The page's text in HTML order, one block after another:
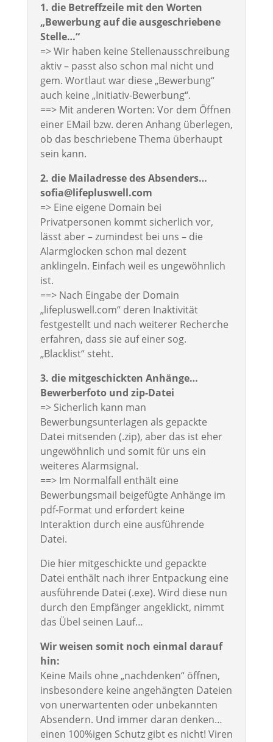
1. die Betreffzeile mit den Worten
„Bewerbung auf die ausgeschriebene
Stelle…“
=> Wir haben keine Stellenausschreibung
aktiv – passt also schon mal nicht und
gem. Wortlaut war diese „Bewerbung“
auch keine „Initiativ-Bewerbung“.
==> Mit anderen Worten: Vor dem Öffnen
einer EMail bzw. deren Anhang überlegen,
ob das beschriebene Thema überhaupt
sein kann.
2. die Mailadresse des Absenders…
sofia@lifepluswell.com
=> Eine eigene Domain bei
Privatpersonen kommt sicherlich vor,
lässt aber – zumindest bei uns – die
Alarmglocken schon mal dezent
anklingeln. Einfach weil es ungewöhnlich
ist.
==> Nach Eingabe der Domain
„lifepluswell.com“ deren Inaktivität
festgestellt und nach weiterer Recherche
erfahren, dass sie auf einer sog.
„Blacklist“ steht.
3. die mitgeschickten Anhänge…
Bewerberfoto und zip-Datei
=> Sicherlich kann man
Bewerbungsunterlagen als gepackte
Datei mitsenden (.zip), aber das ist eher
ungewöhnlich und somit für uns ein
weiteres Alarmsignal.
==> Im Normalfall enthält eine
Bewerbungsmail beigefügte Anhänge im
pdf-Format und erfordert keine
Interaktion durch eine ausführende
Datei.
Die hier mitgeschickte und gepackte
Datei enthält nach ihrer Entpackung eine
ausführende Datei (.exe). Wird diese nun
durch den Empfänger angeklickt, nimmt
das Übel seinen Lauf…
Wir weisen somit noch einmal darauf
hin:
Keine Mails ohne „nachdenken“ öffnen,
insbesondere keine angehängten Dateien
von unerwartenten oder unbekannten
Absendern. Und immer daran denken…
einen 100%igen Schutz gibt es nicht! Viren